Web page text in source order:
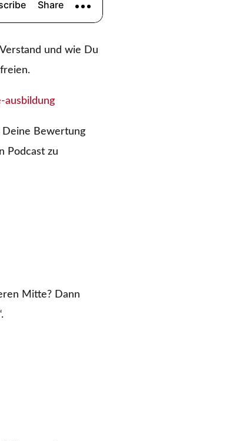
und wie Du
ausbildung
Deine Bewertung
Podcast zu
Mitte? Dann